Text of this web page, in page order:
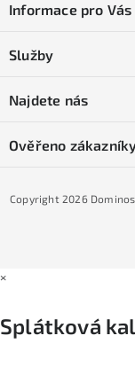
pInformace pro Vás
Obchodní podmínky
Podmínky GDPR
Podmínky nákupu na
Služby
Naše prodejna
Najdete nás
Ověřeno
Copyright 2026
×
Splátková